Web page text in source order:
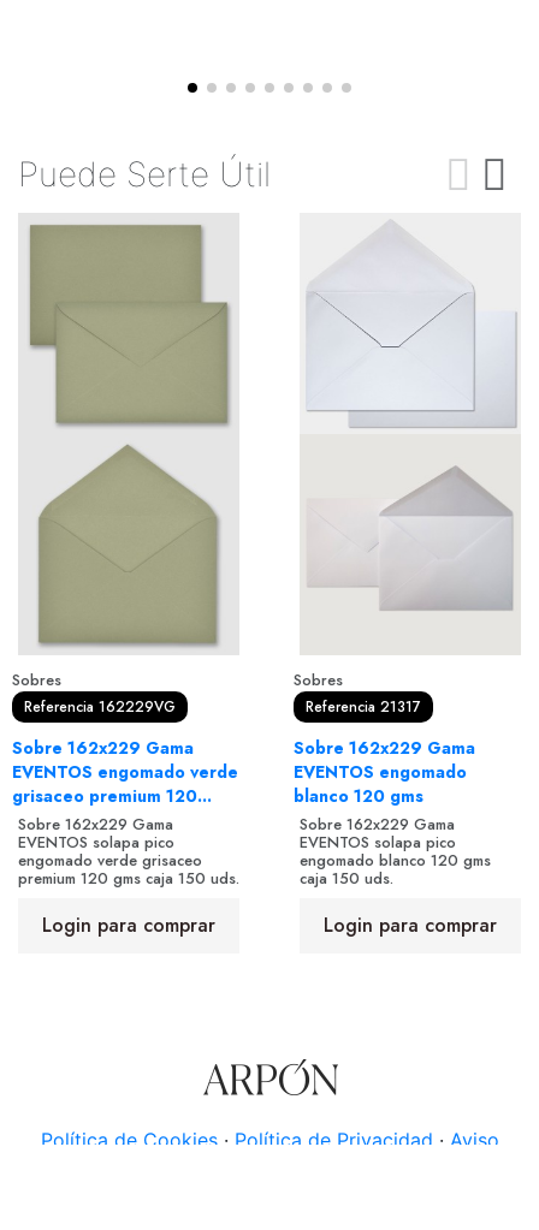
Puede Serte Útil
Sobres
Referencia 162229VG
Sobre 162x229 Gama
EVENTOS engomado verde
grisaceo premium 120...
Sobre 162x229 Gama
EVENTOS solapa pico
engomado verde grisaceo
premium 120 gms caja 150 uds.
Login para comprar
Sobres
Referencia 21317
Sobre 162x229 Gama
EVENTOS engomado
blanco 120 gms
Sobre 162x229 Gama
EVENTOS solapa pico
engomado blanco 120 gms
caja 150 uds.
Login para comprar
Política de Cookies· Política de Privacidad · Aviso